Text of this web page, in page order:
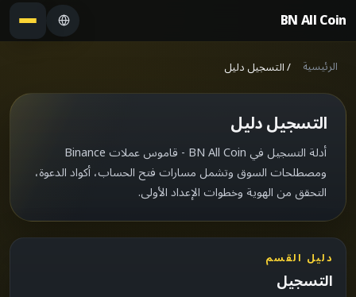
BN All Coin
الرئيسية /التسجيل دليل
التسجيل دليل
أدلة التسجيل في BN All Coin - قاموس عملات Binance
ومصطلحات السوق وتشمل مسارات فتح الحساب، أكواد الدعوة،
التحقق من الهوية وخطوات الإعداد الأولى.
دليل القسم
التسجيل